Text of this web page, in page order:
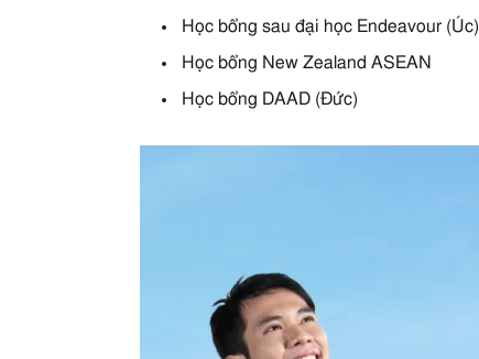
Học bổng sau đại học Endeavour (Úc)
Học bổng New Zealand ASEAN
Học bổng DAAD (Đức)